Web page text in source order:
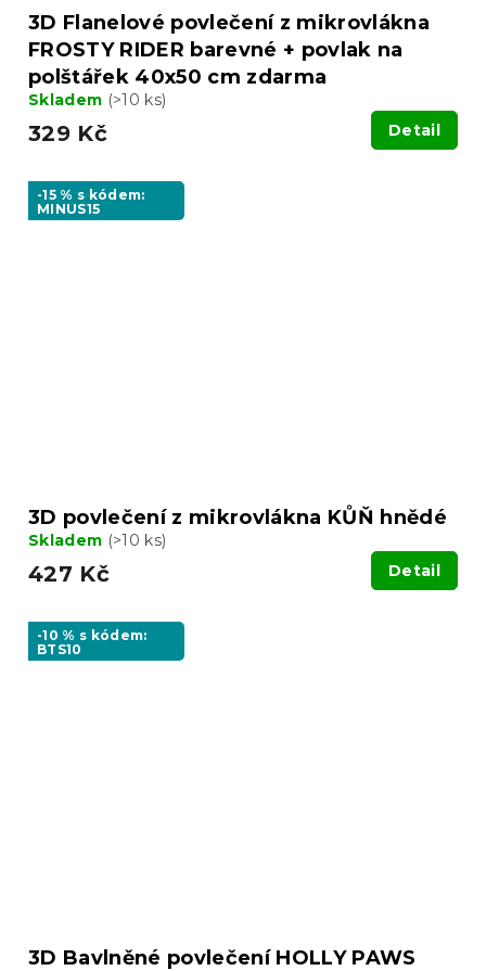
3D Flanelové povlečení z mikrovlákna
FROSTY RIDER barevné + povlak na
polštářek 40x50 cm zdarma
Skladem (>10 ks)
329 Kč Detail
-15 % s kódem:
MINUS15
3D povlečení z mikrovlákna KŮŇ hnědé
Skladem (>10 ks)
427 Kč Detail
-10 % s kódem:
BTS10
3D Bavlněné povlečení HOLLY PAWS